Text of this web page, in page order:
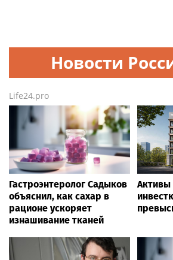
Новости
Life24.pro
Гастроэнтеролог Садыков
объяснил, как сахар в
рационе ускоряет
изнашивание тканей
Активы